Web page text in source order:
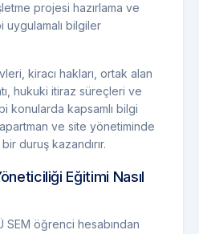
projesi hazırlama ve
bilgiler
kiracı hakları, ortak alan
hukuki itiraz süreçleri ve
konularda kapsamlı bilgi
ve site yönetiminde
duruş kazandırır.
Eğitimi Nasıl
SEM öğrenci hesabından